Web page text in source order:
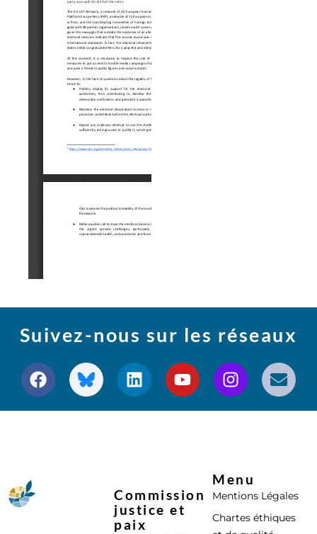
Suivez-nous sur les réseaux
Commission
justice et
paix
Menu
Mentions Légales
Chartes éthiques